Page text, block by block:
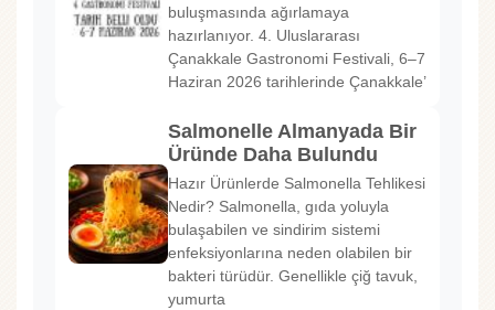
buluşmasında ağırlamaya
hazırlanıyor. 4. Uluslararası
Çanakkale Gastronomi Festivali, 6–7
Haziran 2026 tarihlerinde Çanakkale’
Salmonelle Almanyada Bir
Üründe Daha Bulundu
Hazır Ürünlerde Salmonella Tehlikesi
Nedir? Salmonella, gıda yoluyla
bulaşabilen ve sindirim sistemi
enfeksiyonlarına neden olabilen bir
bakteri türüdür. Genellikle çiğ tavuk,
yumurta